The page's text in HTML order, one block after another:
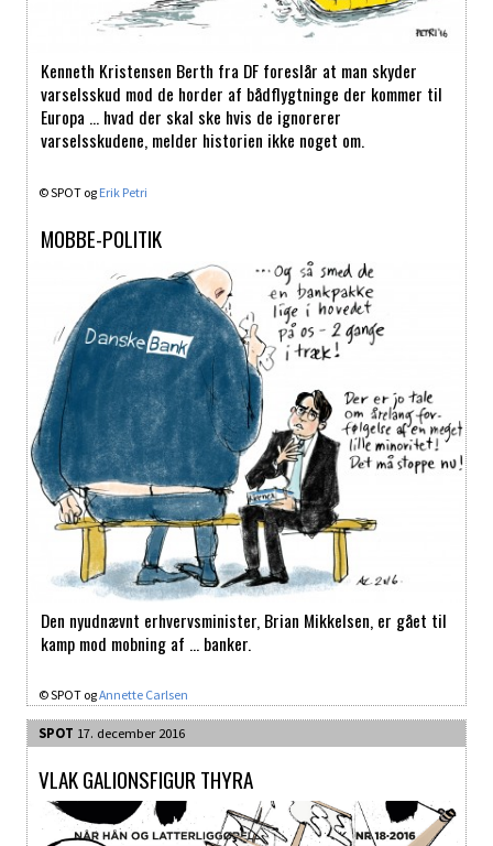
Kenneth Kristensen Berth fra DF foreslår at man skyder
varselsskud mod de horder af bådflygtninge der kommer til
Europa … hvad der skal ske hvis de ignorerer
varselsskudene, melder historien ikke noget om.
© SPOT og Erik Petri
MOBBE-POLITIK
Den nyudnævnt erhvervsminister, Brian Mikkelsen, er gået til
kamp mod mobning af … banker.
© SPOT ogAnnette Carlsen
SPOT 17. december 2016
VLAK GALIONSFIGUR THYRA